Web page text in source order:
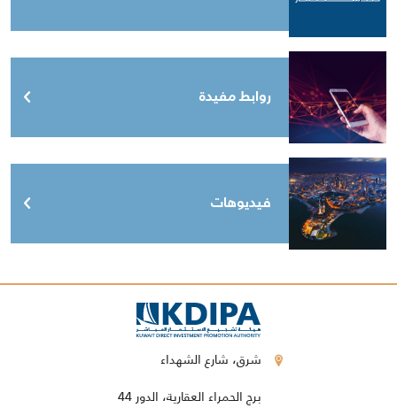
روابط مفيدة
فيديوهات
شرق، شارع الشهداء
برج الحمراء العقارية، الدور 44